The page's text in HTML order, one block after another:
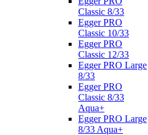
Classic 8/33
Egger PRO
Classic 10/33
Egger PRO
Classic 12/33
Egger PRO Large
8/33
Egger PRO
Classic 8/33
Aqua+
Egger PRO Large
8/33 Aqua+